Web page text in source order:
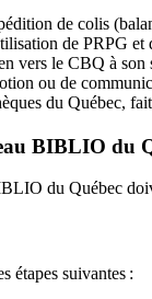
de colis
de PRPG et
vers le CBQ à
ou de
du Québec,
BIBLIO du
du Québec
étapes suivantes :